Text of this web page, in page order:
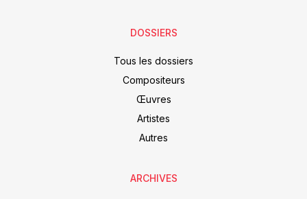
DOSSIERS
Tous les dossiers
Compositeurs
Œuvres
Artistes
Autres
ARCHIVES